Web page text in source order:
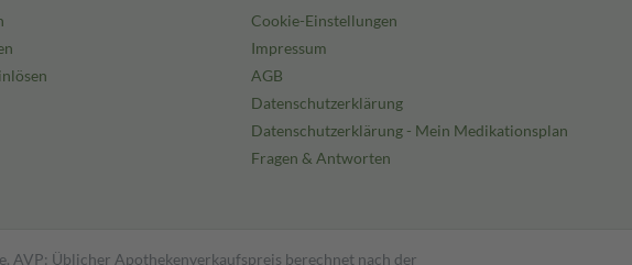
Cookie-Einstellungen
Impressum
AGB
Datenschutzerklärung
Datenschutzerklärung - Mein Medikationsplan
Fragen & Antworten
AVP: Üblicher Apothekenverkaufspreis berechnet nach der